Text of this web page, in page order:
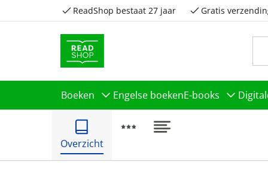
ReadShop bestaat 27 jaar Gratis
Boeken Engelse boekenE-books
Overzicht